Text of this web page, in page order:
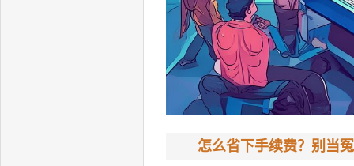
怎么省下手续费？别当